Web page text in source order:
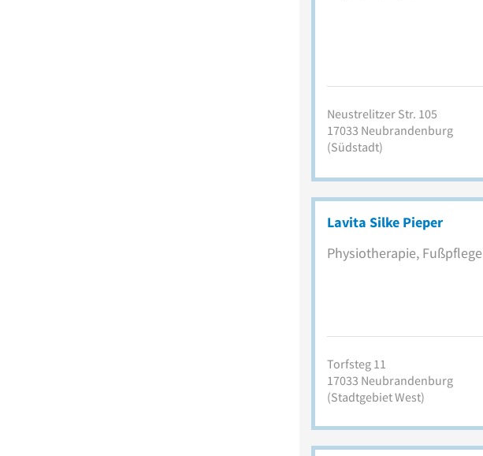
Neustrelitzer Str. 105
17033 Neubrandenburg
(Südstadt)
Lavita Silke Pieper
Physiotherapie, Fußpflege
Torfsteg 11
17033 Neubrandenburg
(Stadtgebiet West)